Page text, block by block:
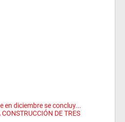
en diciembre se concluy...
DE TRES